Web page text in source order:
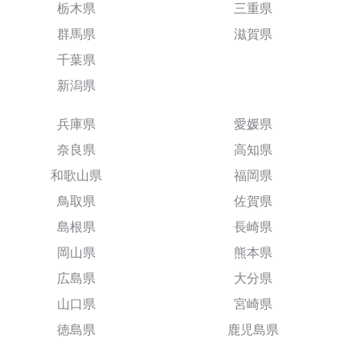
栃木県
群馬県
千葉県
新潟県
三重県
滋賀県
兵庫県
奈良県
和歌山県
鳥取県
島根県
岡山県
広島県
山口県
徳島県
愛媛県
高知県
福岡県
佐賀県
長崎県
熊本県
大分県
宮崎県
鹿児島県